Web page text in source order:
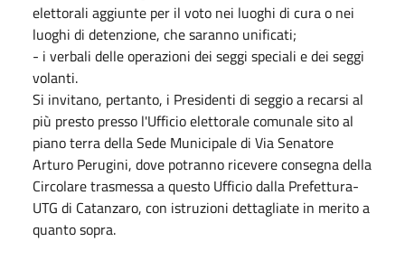
elettorali aggiunte per il voto nei luoghi di cura o nei
luoghi di detenzione, che saranno unificati;
- i verbali delle operazioni dei seggi speciali e dei seggi
volanti.
Si invitano, pertanto, i Presidenti di seggio a recarsi al
più presto presso l'Ufficio elettorale comunale sito al
piano terra della Sede Municipale di Via Senatore
Arturo Perugini, dove potranno ricevere consegna della
Circolare trasmessa a questo Ufficio dalla Prefettura-
UTG di Catanzaro, con istruzioni dettagliate in merito a
quanto sopra.